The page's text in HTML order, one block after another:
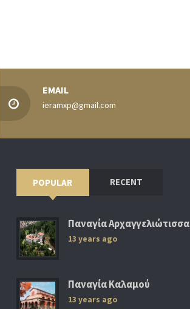
EMAIL
ieramxp@gmail.com
POPULAR RECENT
Παναγία Αρχαγγελιώτισσα
13 years ago
Παναγία Καλαμού
13 years ago